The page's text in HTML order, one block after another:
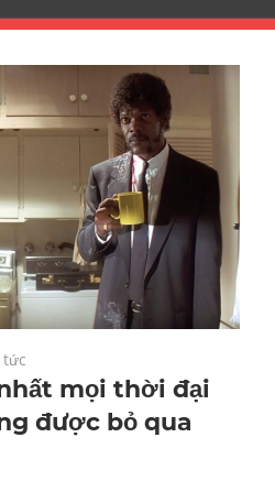
mọi thời đại
được bỏ qua